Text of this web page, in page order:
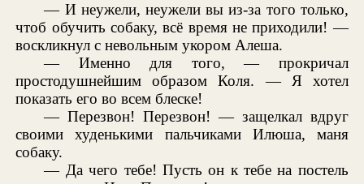
— И неужели, неужели вы из-за того только,
чтоб обучить собаку, всё время не приходили! —
воскликнул с невольным укором Алеша.
— Именно для того, — прокричал
простодушнейшим образом Коля. — Я хотел
показать его во всем блеске!
— Перезвон! Перезвон! — защелкал вдруг
своими худенькими пальчиками Илюша, маня
собаку.
— Да чего тебе! Пусть он к тебе на постель